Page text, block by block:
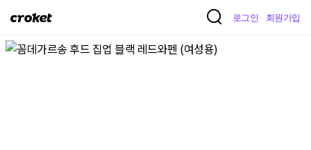
크
켓
로그인 회원가입